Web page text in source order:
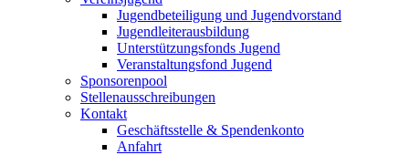
Jugendbeteiligung und Jugendvorstand
Jugendleiterausbildung
Unterstützungsfonds Jugend
Veranstaltungsfond Jugend
Sponsorenpool
Stellenausschreibungen
Kontakt
Geschäftsstelle & Spendenkonto
Anfahrt